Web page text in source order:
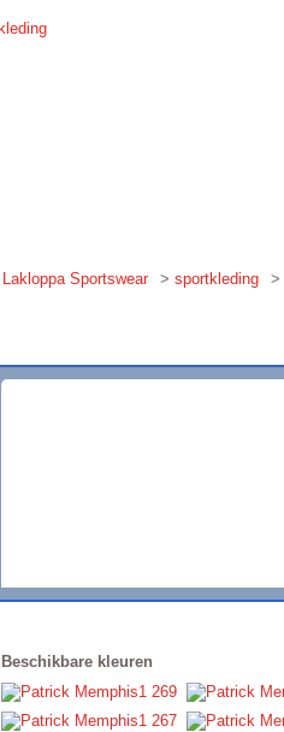
Lakloppa Sportswear > sportkleding >
Beschikbare kleuren